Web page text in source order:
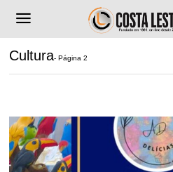
Cultura- Página 2